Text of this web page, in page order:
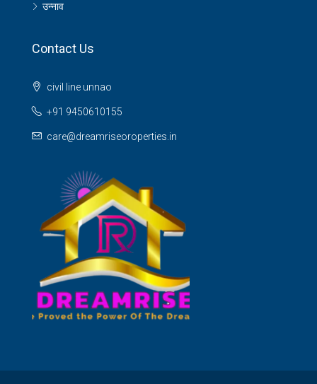
उन्नाव
Contact Us
civil line unnao
+91 9450610155
care@dreamriseoroperties.in